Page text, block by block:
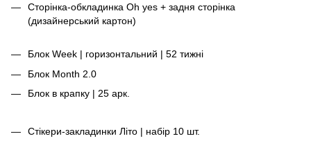
Сторінка-обкладинка Oh yes + задня сторінка
(дизайнерський картон)
Блок Week | горизонтальний | 52 тижні
Блок Month 2.0
Блок в крапку | 25 арк.
Стікери-закладинки Літо | набір 10 шт.